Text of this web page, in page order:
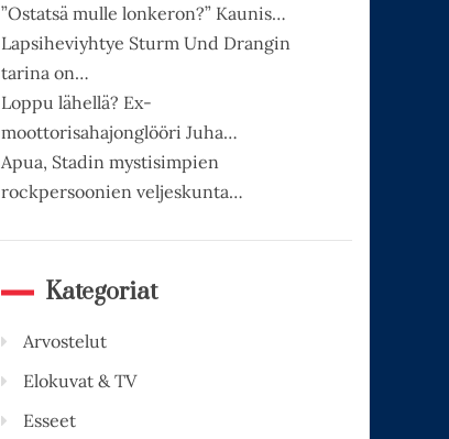
”Ostatsä mulle lonkeron?” Kaunis…
Lapsiheviyhtye Sturm Und Drangin
tarina on…
Loppu lähellä? Ex-
moottorisahajonglööri Juha…
Apua, Stadin mystisimpien
rockpersoonien veljeskunta…
Kategoriat
Arvostelut
Elokuvat & TV
Esseet